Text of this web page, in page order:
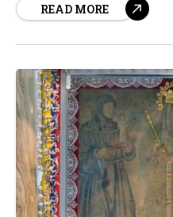
Reina y Madre de Chile. A
READ MORE